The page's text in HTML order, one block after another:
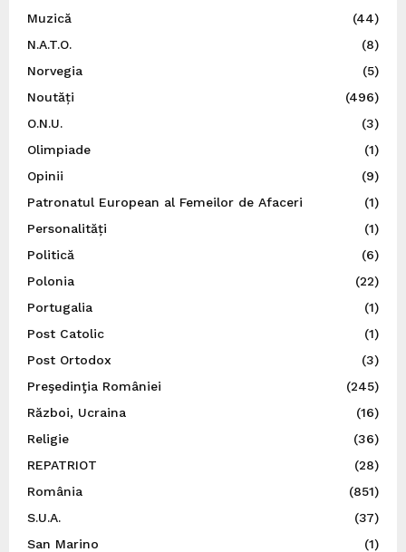
Muzică
(44)
N.A.T.O.
(8)
Norvegia
(5)
Noutăți
(496)
O.N.U.
(3)
Olimpiade
(1)
Opinii
(9)
Patronatul European al Femeilor de Afaceri
(1)
Personalități
(1)
Politică
(6)
Polonia
(22)
Portugalia
(1)
Post Catolic
(1)
Post Ortodox
(3)
Preşedinţia României
(245)
Război, Ucraina
(16)
Religie
(36)
REPATRIOT
(28)
România
(851)
S.U.A.
(37)
San Marino
(1)